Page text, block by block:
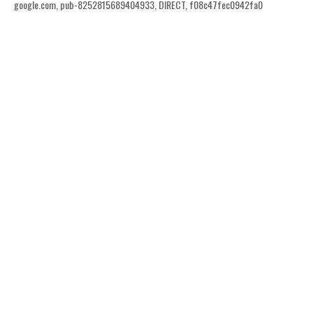
google.com, pub-8252815689404933, DIRECT, f08c47fec0942fa0